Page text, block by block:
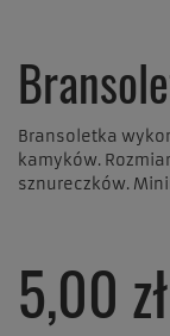
Bransoletka
kamyków.
sznureczków.
5,00 zł